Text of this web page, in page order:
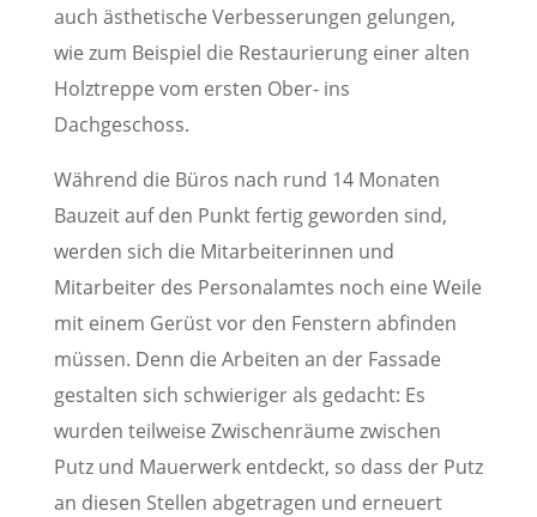
auch ästhetische Verbesserungen gelungen,
wie zum Beispiel die Restaurierung einer alten
Holztreppe vom ersten Ober- ins
Dachgeschoss.
Während die Büros nach rund 14 Monaten
Bauzeit auf den Punkt fertig geworden sind,
werden sich die Mitarbeiterinnen und
Mitarbeiter des Personalamtes noch eine Weile
mit einem Gerüst vor den Fenstern abfinden
müssen. Denn die Arbeiten an der Fassade
gestalten sich schwieriger als gedacht: Es
wurden teilweise Zwischenräume zwischen
Putz und Mauerwerk entdeckt, so dass der Putz
an diesen Stellen abgetragen und erneuert